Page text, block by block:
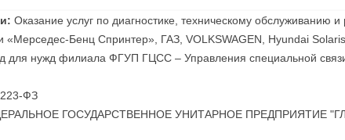
Оказание услуг по диагностике, техническому обслуживанию и
«Мерседес-Бенц Спринтер», ГАЗ, VOLKSWAGEN, Hyundai
для нужд филиала ФГУП ГЦСС – Управления специальной
223-ФЗ
ГОСУДАРСТВЕННОЕ УНИТАРНОЕ ПРЕДПРИЯТИЕ